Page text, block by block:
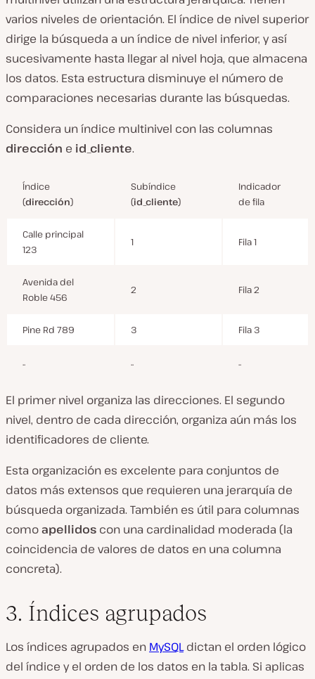
varios niveles de orientación. El índice de nivel superior
dirige la búsqueda a un índice de nivel inferior, y así
sucesivamente hasta llegar al nivel hoja, que almacena
los datos. Esta estructura disminuye el número de
comparaciones necesarias durante las búsquedas.
Considera un índice multinivel con las columnas
dirección e id_cliente.
Índice
(dirección)
Subíndice
(id_cliente)
Indicador
de fila
Calle principal
123
1 Fila 1
Avenida del
Roble 456
2 Fila 2
Pine Rd 789 3 Fila 3
.. .. ..
El primer nivel organiza las direcciones. El segundo
nivel, dentro de cada dirección, organiza aún más los
identificadores de cliente.
Esta organización es excelente para conjuntos de
datos más extensos que requieren una jerarquía de
búsqueda organizada. También es útil para columnas
comoapellidos con una cardinalidad moderada (la
coincidencia de valores de datos en una columna
concreta).
3. Índices agrupados
Los índices agrupados en MySQLdictan el orden lógico
del índice y el orden de los datos en la tabla. Si aplicas